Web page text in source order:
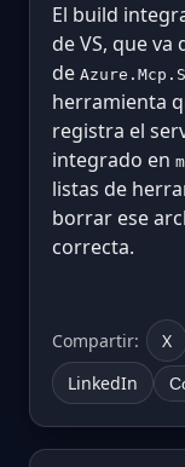
El build
de VS, que
de
herramienta
registra el
integrado en
listas de
borrar ese
correcta.
Compartir: X
LinkedIn